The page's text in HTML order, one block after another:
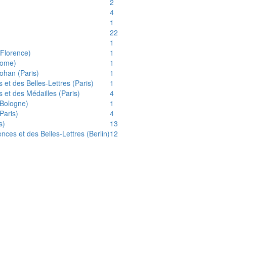
4
1
22
1
1
1
(Paris)
1
et des Belles-Lettres (Paris)
1
et des Médailles (Paris)
4
1
4
13
et des Belles-Lettres (Berlin)12